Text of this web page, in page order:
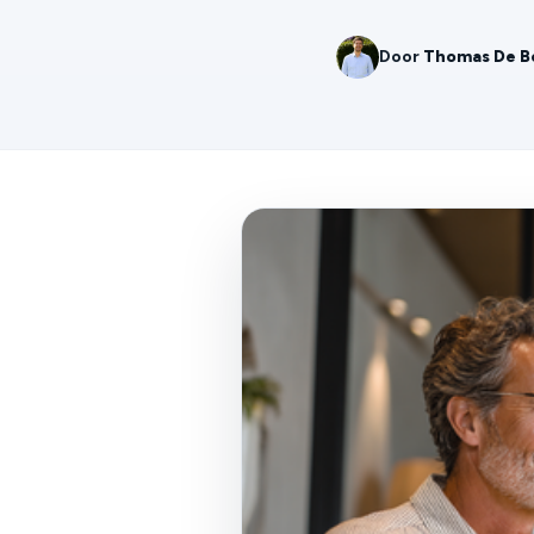
Door Thomas De